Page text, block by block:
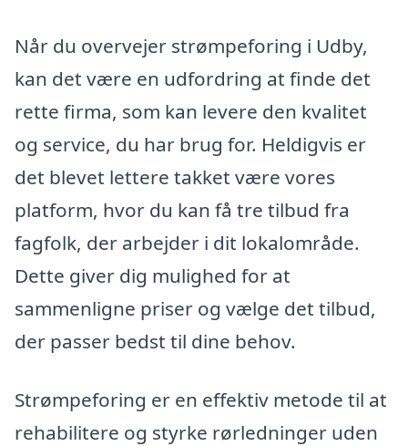
Når du overvejer strømpeforing i Udby,
kan det være en udfordring at finde det
rette firma, som kan levere den kvalitet
og service, du har brug for. Heldigvis er
det blevet lettere takket være vores
platform, hvor du kan få tre tilbud fra
fagfolk, der arbejder i dit lokalområde.
Dette giver dig mulighed for at
sammenligne priser og vælge det tilbud,
der passer bedst til dine behov.
Strømpeforing er en effektiv metode til at
rehabilitere og styrke rørledninger uden